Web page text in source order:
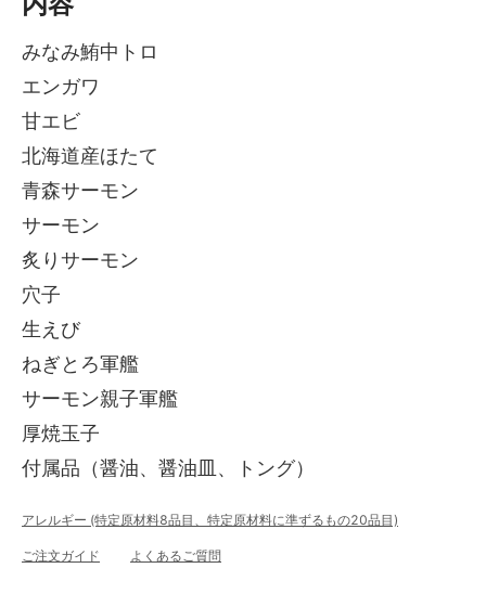
みなみ鮪中トロ
エンガワ
甘エビ
北海道産ほたて
青森サーモン
サーモン
炙りサーモン
穴子
生えび
ねぎとろ軍艦
サーモン親子軍艦
厚焼玉子
付属品（醤油、醤油皿、トング）
アレルギー (特定原材料8品目、特定原材料に準ずるもの20品目)
ご注文ガイド よくあるご質問